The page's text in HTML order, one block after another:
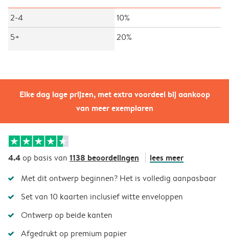
Elke dag lage prijzen, met extra voordeel bij aankoop
van meer exemplaren
2-4
10%
5+
20%
4.4op basis van 1138 beoordelingen lees meer
Met dit ontwerp beginnen? Het is volledig aanpasbaar
Set van 10 kaarten inclusief witte enveloppen
Ontwerp op beide kanten
Afgedrukt op premium papier